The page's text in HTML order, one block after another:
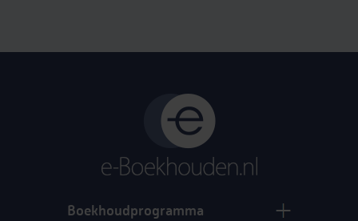
Boekhoudprogramma